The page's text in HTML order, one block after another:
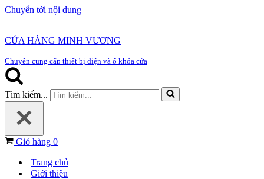
Chuyển tới nội dung
CỬA HÀNG MINH VƯƠNG
Chuyên cung cấp thiết bị điện và ổ khóa cửa
Tìm kiếm...
Giỏ hàng 0
Trang chủ
Giới thiệu